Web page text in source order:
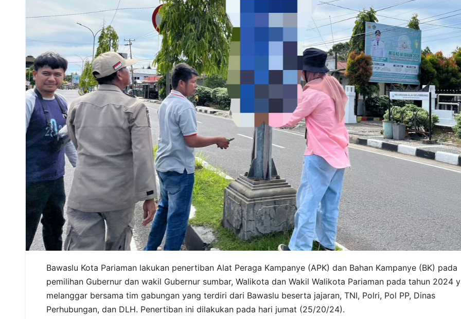
Bawaslu Kota Pariaman lakukan penertiban Alat Peraga Kampanye (APK) dan Bahan Kampanye (BK) pada
pemilihan Gubernur dan wakil Gubernur sumbar, Walikota dan Wakil Walikota Pariaman pada tahun 2024
melanggar bersama tim gabungan yang terdiri dari Bawaslu beserta jajaran, TNI, Polri, Pol PP, Dinas
Perhubungan, dan DLH. Penertiban ini dilakukan pada hari jumat (25/20/24).